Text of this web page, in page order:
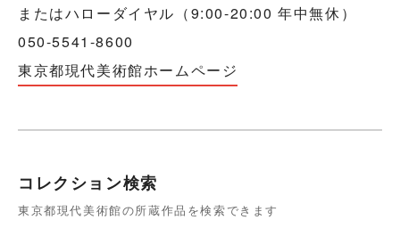
またはハローダイヤル（9:00-20:00 年中無休）
050-5541-8600
東京都現代美術館ホームページ
コレクション検索
東京都現代美術館の所蔵作品を検索できます